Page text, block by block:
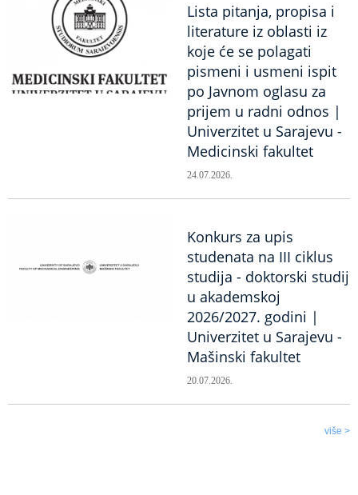
Lista pitanja, propisa i
literature iz oblasti iz
koje će se polagati
pismeni i usmeni ispit
po Javnom oglasu za
prijem u radni odnos |
Univerzitet u Sarajevu -
Medicinski fakultet
24.07.2026.
Konkurs za upis
studenata na III ciklus
studija - doktorski studij
u akademskoj
2026/2027. godini |
Univerzitet u Sarajevu -
Mašinski fakultet
20.07.2026.
više >